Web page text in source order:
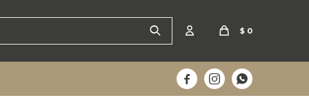
$ 0
  